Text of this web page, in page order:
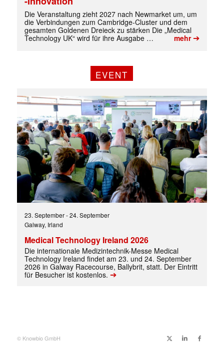
✕
Die Veranstaltung zieht 2027 nach Newmarket um, um
die Verbindungen zum Cambridge-Cluster und dem
gesamten Goldenen Dreieck zu stärken Die „Medical
Technology UK“ wird für ihre Ausgabe …
mehr➔
EVENT
23. September-24. September
Galway, Irland
Medical Technology Ireland 2026
Die internationale Medizintechnik-Messe Medical
Technology Ireland findet am 23. und 24. September
2026 in Galway Racecourse, Ballybrit, statt. Der Eintritt
für Besucher ist kostenlos. ➔
© Knowbio GmbH